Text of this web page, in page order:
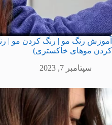
آموزش رنگ مو | رنگ کردن مو |
کردن موهای خاکستری)
سپتامبر 7, 2023